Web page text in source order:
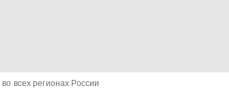
всех регионах России